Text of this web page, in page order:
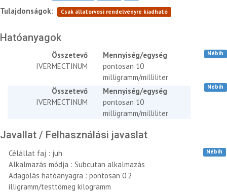
Tulajdonságok: Csak állatorvosi rendelvényre kiadható
Hatóanyagok
Összetevő
Mennyiség/egység
IVERMECTINUM
pontosan 10
milligramm/milliliter
Nébih
Összetevő
Mennyiség/egység
IVERMECTINUM
pontosan 10
milligramm/milliliter
Nébih
Javallat / Felhasználási javaslat
Célállat faj : juh
Alkalmazás módja : Subcutan alkalmazás
Adagolás hatóanyagra : pontosan 0.2
illigramm/testtömeg kilogramm
Nébih